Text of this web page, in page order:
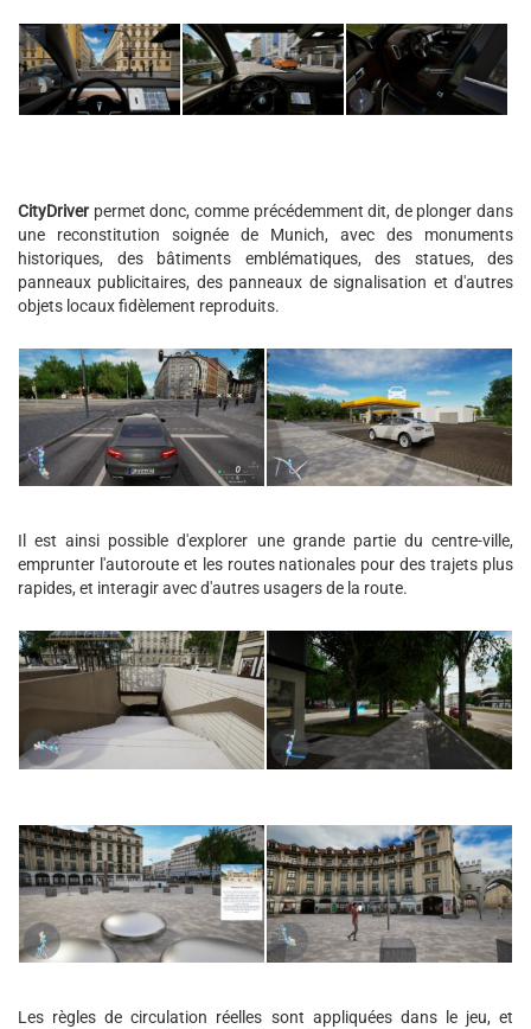
CityDriver permet donc, comme précédemment dit, de plonger dans
une reconstitution soignée de Munich, avec des monuments
historiques, des bâtiments emblématiques, des statues, des
panneaux publicitaires, des panneaux de signalisation et d'autres
objets locaux fidèlement reproduits.
Il est ainsi possible d'explorer une grande partie du centre-ville,
emprunter l'autoroute et les routes nationales pour des trajets plus
rapides, et interagir avec d'autres usagers de la route.
Les règles de circulation réelles sont appliquées dans le jeu, et